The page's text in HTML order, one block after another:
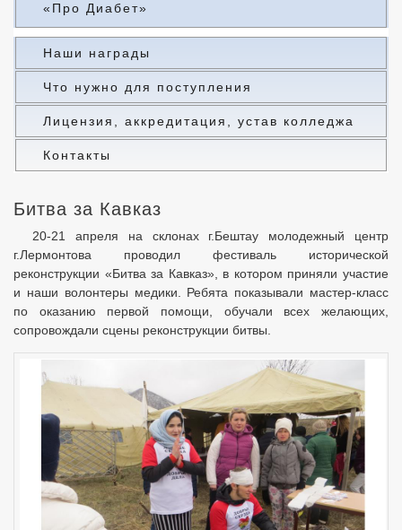
«Про Диабет»
Наши награды
Что нужно для поступления
Лицензия, аккредитация, устав колледжа
Контакты
Битва за Кавказ
20-21 апреля на склонах г.Бештау молодежный центр
г.Лермонтова проводил фестиваль исторической
реконструкции «Битва за Кавказ», в котором приняли участие
и наши волонтеры медики. Ребята показывали мастер-класс
по оказанию первой помощи, обучали всех желающих,
сопровождали сцены реконструкции битвы.